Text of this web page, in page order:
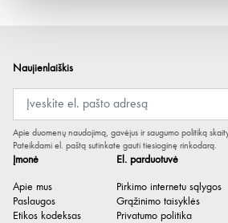
Bendras ilgis [mm]
Įmonė
Apie mus
Paslaugos
Etikos kodeksas
El. parduotuvė
Pirkimo internetu sąlygos
Grąžinimo taisyklės
Privatumo politika
Naujienlaiškis
Apie duomenų naudojimą, gavėjus ir saugumo politiką
Pateikdami el. paštą sutinkate gauti tiesioginę rinkodarą.